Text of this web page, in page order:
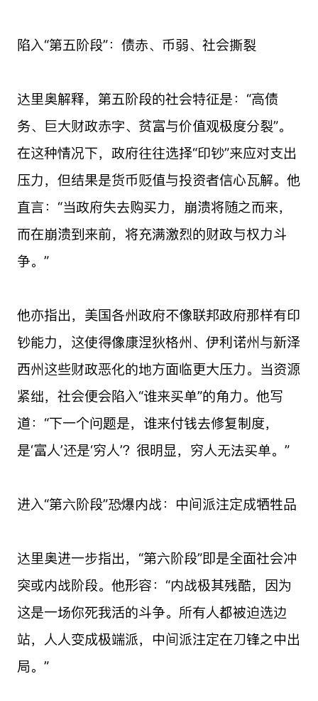
陷入“第五阶段”：债赤、币弱、社会撕裂
达里奥解释，第五阶段的社会特征是：“高债
务、巨大财政赤字、贫富与价值观极度分裂”。
在这种情况下，政府往往选择“印钞”来应对支出
压力，但结果是货币贬值与投资者信心瓦解。他
直言：“当政府失去购买力，崩溃将随之而来，
而在崩溃到来前，将充满激烈的财政与权力斗
争。”
他亦指出，美国各州政府不像联邦政府那样有印
钞能力，这使得像康涅狄格州、伊利诺州与新泽
西州这些财政恶化的地方面临更大压力。当资源
紧绌，社会便会陷入“谁来买单”的角力。他写
道：“下一个问题是，谁来付钱去修复制度，
是‘富人’还是‘穷人’？很明显，穷人无法买单。”
进入“第六阶段”恐爆内战：中间派注定成牺牲品
达里奥进一步指出，“第六阶段”即是全面社会冲
突或内战阶段。他形容：“内战极其残酷，因为
这是一场你死我活的斗争。所有人都被迫选边
站，人人变成极端派，中间派注定在刀锋之中出
局。”